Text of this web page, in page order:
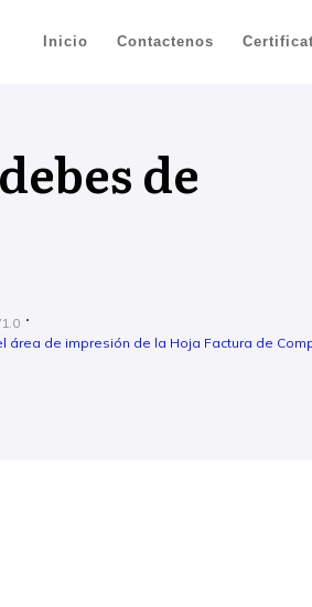
Inicio Contactenos
de
área de impresión de la Hoja Factura de